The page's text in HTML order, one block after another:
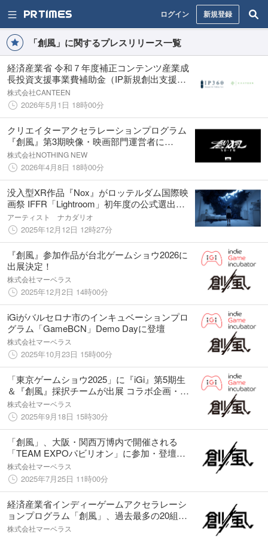
ログイン 新規登録
「創風」に関するプレスリリース一覧
経済産業省 令和７年度補正コンテンツ産業成
長投資支援事業費補助金（IP新規創出支援）
事務局に株式会社CANTEENが決定
株式会社CANTEEN
2026年5月1日 18時00分
クリエイターアクセラレーションプログラム​
『創風』第3期映像・映画部門運営者に
NOTHING NEWが決定
株式会社NOTHING NEW
2026年4月8日 18時00分
没入型XR作品『Nox』がロッテルダム国際映
画祭 IFFR「Lightroom」初年度の公式選出作
品に決定
アーティスト ナカダリオ
2025年12月12日 12時27分
『創風』参加作品が台北ゲームショウ2026に
出展決定！
株式会社マーベラス
2025年12月2日 14時00分
iGiがバルセロナ市のインキュベーションプロ
グラム「GameBCN」Demo Dayに登壇
株式会社マーベラス
2025年10月23日 15時00分
「東京ゲームショウ2025」に『iGi』第5期生
＆『創風』採択チームが出展 コラボ企画・卒
業生作品含む多彩なラインナップ
株式会社マーベラス
2025年9月18日 15時30分
「創風」、大阪・関西万博内で開催される
「TEAM EXPOパビリオン」に参加・登壇決
定
株式会社マーベラス
2025年7月25日 11時00分
経済産業省インディーゲームアクセラレーシ
ョンプログラム「創風」、過去最多の20組を
採択！
株式会社マーベラス